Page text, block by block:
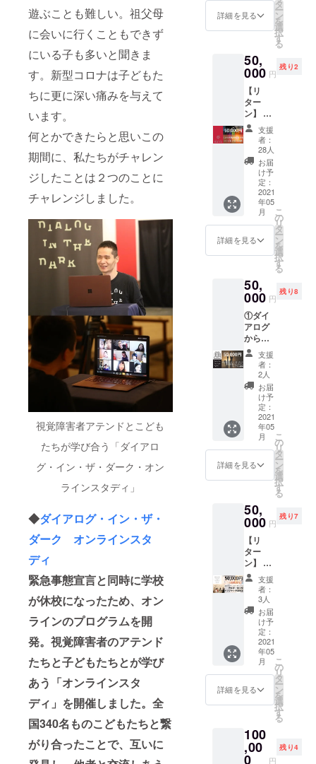
遊ぶことも難しい。祖父母
に会いに行くこともできず
にいる子も多いと聞きま
す。新型コロナは子どもた
ちに更に深い痛みを与えて
います。
何とかできたらと思いこの
期間に、私たちがチャレン
ジしたことは２つのことに
チャレンジしました。
視覚障害者アテンドとこども
たちが学び合う「ダイアロ
グ・イン・ザ・ダーク・オン
ラインスタディ」
◆ダイアログ・イン・ザ・
ダーク オンラインスタ
ディ
緊急事態宣言と同時に学校
が休校になったため、オン
ラインのプログラムを開
発。視覚障害者のアテンド
たちと子どもたちとが学び
あう「オンラインスタ
ディ」を開催しました。全
国340名ものこどもたちと繋
がり合ったことで、互いに
り200
品!
https://
amzn.to
/3mYCg
we 撮影
／ キャ
ベツの
豚巻き
照り焼
き：鈴
木泰介
にら
たっぷ
りのあ
さり
スー
プ：木
村拓、
アスパ
ラとか
にかま
の春雨
ダ：澤
木央子
コー
ド」を
プレゼ
してお
渡しい
ただく
ことも
可能で
す！ ・
本チ
ケット
で学
生・お
子様も
ご体験
できま
すが、
差額の
ご返金
はいた
しかね
ます。
期限は
１年間
です。
ご予約
確定後
の日程
変更・
返金は
原則い
たしか
ねま
す。
※10枚以
上をご
購入の
方は、
紙での
たしま
す。ご
希望の
方は備
考欄に
「紙チ
ケット
希望」
とご記
載くだ
さい。
「対話
の
https://t
aiwano
mori.di
alogue.
or.jp/ 大
阪会場
「対話
のある
家」：
https://
www.su
mufum
ulab.jp/
did/ ・
本チ
ケット
はチ
ケット
レスで
入力い
ただい
たメー
ルアド
レス
に、ク
ラウド
ファン
デング
終了
後、
「チ
ケット
コー
ド」を
お送り
いたし
ます。
メール
された
手順に
沿って
ご体験
ご希望
日をお
選びい
ただ
き、
「チ
ケット
コー
ド」を
入力
後、ご
予約が
確定と
なりま
す。 ・
ンご購
入者ご
本人で
追って
お知ら
日18時
～21時
催予定
です。
＝＝＝
＝＝＝
＝＝＝
＝＝＝
＝ 「盲
点から
のアプ
ロー
チ」
アーカ
こち
ら！
e.com/p
laylist?
list=PL
uhoidX
L54QC
RVaZ63
PkIzFz
BptZE
Wf76 ＝
＝＝＝
＝＝＝
＝＝＝
＝＝＝
「盲点
からの
ロー
チ」と
グ・イ
ン・
ザ・
ダーク
のアテ
ンドを
長年務
め、今
はダイ
バーシ
ティラ
ボの首
席研究
員とし
覚障害
者の檜
（ひや
まっ
ち）。
す。 ※
ンディ
ング終
了後、
事務局
とご相
談の上
決定い
たしま
す。 ●
秦万里
子さん
プロ
フィー
https://
hatama
riko.net
める。
学習院
科～女
子高等
科）、
国立
（くに
たち）
音大ピ
アノ
科、
バーク
リー音
楽院へ
帰国。
2010～
歌うコ
ンシェ
ル
ジュ」
の司会
として
出演
後、ワ
イド
ショー
のコメ
ンテイ
ター、
審査員
として
レビ系
列「芸
定戦
TEPPE
N ピア
たは大
阪「対
話のあ
体験チ
ケット
２枚
（有効
期限１
年間）
★ご友
人や知
人にプ
レゼン
トとし
てお渡
しいた
だくこ
とも可
能で
す！ ③
こども
１０人
（小中
学生）
にダイ
アログ
の体験
を贈る
ことが
できま
す。こ
どもた
ちの感
想をお
送りし
ます！
※ご自身
お子様
をご招
い場合
には、
備考欄
に「招
待チ
ケット
を希
望」と
ご記入
くださ
＝＝＝
■体験チ
ケット
につい
芝「対
話の
森」ま
詳細を見る
タ
ー
ン
を
選
択
す
る
50,
000 円
残り2
【リ
ター
ン】 ①
ダイア
ログか
らのお
礼メッ
セージ
②東
京・竹
芝「対
話の
森」ま
たは大
阪「対
話のあ
体験チ
ケット5
枚（有
効期限
１年
間）★
ご友人
や知人
にプレ
ゼント
として
お渡し
いただ
くこと
も可能
です！
③あな
ども１
５人
（小中
学生）
にダイ
アログ
の体験
を贈る
ことが
できま
す。こ
どもた
ちの感
想をお
送りし
ます！
※ご自身
お子様
をご招
待した
支援
者：
28人
お届
け予
定：
2021
年05
月
詳細を見る
こ
の
リ
タ
ー
ン
を
選
択
す
る
50,
000 円
残り8
①ダイ
アログ
からの
お礼
メッ
セージ
②「ダ
イアロ
グ・イ
ン・
ザ・
ダー
ク」子
ども向
けオン
ライン
ディ開
催権
（定員
10名様
／18歳
以下対
象プロ
グラム
／開催
期限1
年） ＝
＝＝＝
＝＝＝
＝＝＝
＝＝
■「ダイ
アロ
ダー
ク」こ
ども向
支援
者：
2人
お届
け予
定：
2021
年05
月
詳細を見る
こ
の
リ
タ
ー
ン
を
選
択
す
る
50,
000 円
残り7
【リ
ター
ン】 ①
ダイア
ログか
らのお
礼メッ
セージ
②ダイ
アロ
グ・イ
ン・サ
イレン
ス オ
リジナ
ル手話
（団体
10名様
貸し切
支援
者：
3人
お届
け予
定：
2021
年05
月
詳細を見る
こ
の
リ
タ
ー
ン
を
選
択
す
る
100
,00
0 円
残り4